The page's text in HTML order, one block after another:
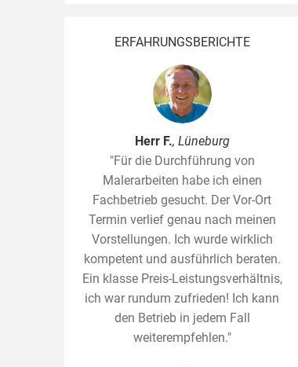
ERFAHRUNGSBERICHTE
Herr F., Lüneburg
"Für die Durchführung von
Malerarbeiten habe ich einen
Fachbetrieb gesucht. Der Vor-Ort
Termin verlief genau nach meinen
Vorstellungen. Ich wurde wirklich
kompetent und ausführlich beraten.
Ein klasse Preis-Leistungsverhältnis,
ich war rundum zufrieden! Ich kann
den Betrieb in jedem Fall
weiterempfehlen."